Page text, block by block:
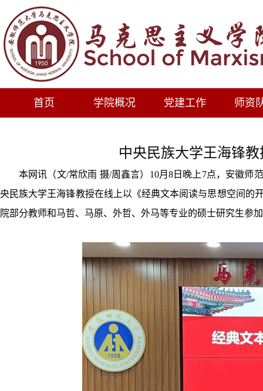
首页 学院概况 党建工作 师资
中央民族大学王海锋
本网讯（文/常欣雨 摄/周鑫言）10月8日晚上7点，安徽师
央民族大学王海锋教授在线上以《经典文本阅读与思想空间的
院部分教师和马哲、马原、外哲、外马等专业的硕士研究生参